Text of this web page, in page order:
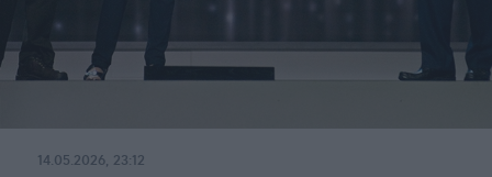
14.05.2026, 23:12